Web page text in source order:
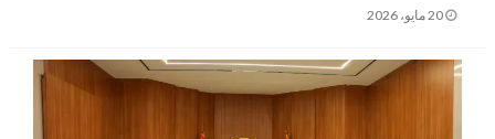
نُشر
20 مايو، 2026